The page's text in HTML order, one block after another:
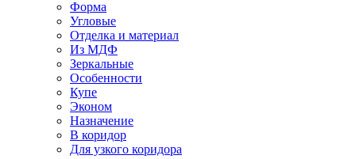
Форма
Угловые
Отделка и материал
Из МДФ
Зеркальные
Особенности
Купе
Эконом
Назначение
В коридор
Для узкого коридора